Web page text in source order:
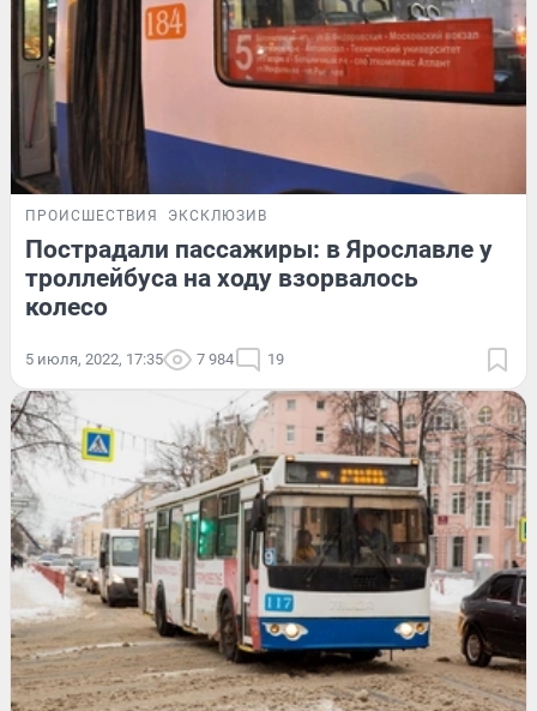
ПРОИСШЕСТВИЯ ЭКСКЛЮЗИВ
Пострадали пассажиры: в Ярославле у
троллейбуса на ходу взорвалось
колесо
5 июля, 2022, 17:35 7 984 19